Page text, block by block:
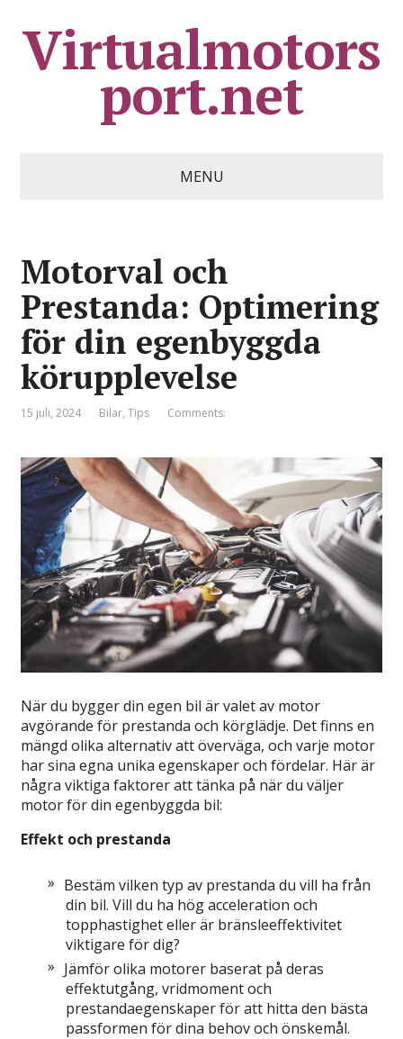
Virtualmotors
port.net
MENU
Motorval och
Prestanda: Optimering
för din egenbyggda
körupplevelse
15 juli, 2024 Bilar,Tips Comments:
När du bygger din egen bil är valet av motor
avgörande för prestanda och körglädje. Det finns en
mängd olika alternativ att överväga, och varje motor
har sina egna unika egenskaper och fördelar. Här är
några viktiga faktorer att tänka på när du väljer
motor för din egenbyggda bil:
Effekt och prestanda
Bestäm vilken typ av prestanda du vill ha från
din bil. Vill du ha hög acceleration och
topphastighet eller är bränsleeffektivitet
viktigare för dig?
Jämför olika motorer baserat på deras
effektutgång, vridmoment och
prestandaegenskaper för att hitta den bästa
passformen för dina behov och önskemål.